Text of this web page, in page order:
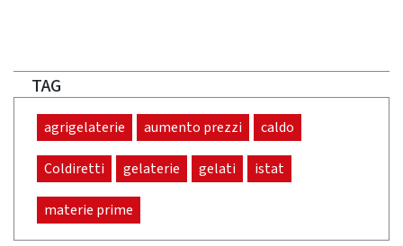
TAG
agrigelaterie aumento prezzi caldo
Coldiretti gelaterie gelati istat
materie prime